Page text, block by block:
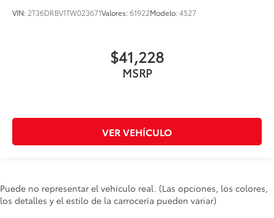
VIN: 2T36DRBV1TW023671Valores:61922Modelo:4527
$41,228
MSRP
VER VEHÍCULO
Puede no representar el vehículo real. (Las opciones, los colores,
los detalles y el estilo de la carrocería pueden variar)